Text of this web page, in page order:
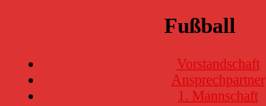
Fußball
Vorstandschaft
Ansprechpartner
1. Mannschaft